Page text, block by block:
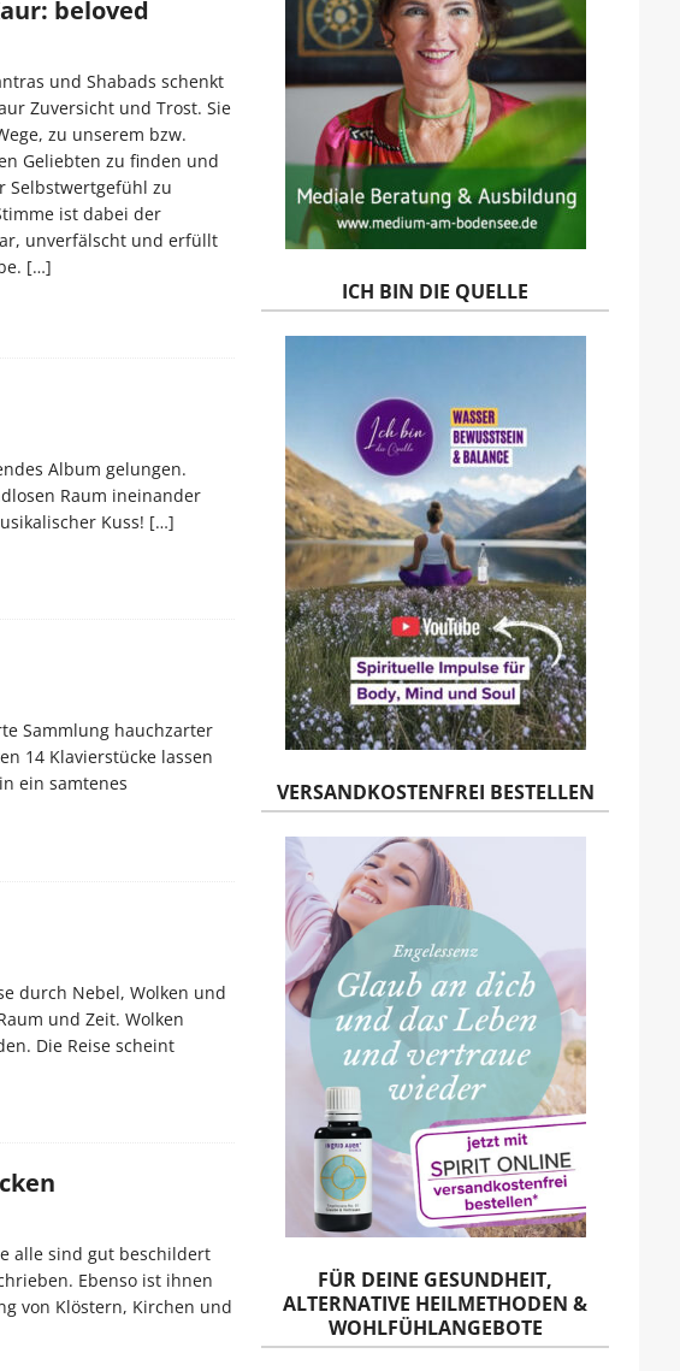
beloved
und Shabads schenkt
Zuversicht und Trost. Sie
zu unserem bzw.
Geliebten zu finden und
Selbstwertgefühl zu
ist dabei der
unverfälscht und erfüllt
[…]
Album gelungen.
Raum ineinander
Kuss! […]
Sammlung hauchzarter
14 Klavierstücke lassen
ein samtenes
durch Nebel, Wolken und
und Zeit. Wolken
Die Reise scheint
alle sind gut beschildert
Ebenso ist ihnen
von Klöstern, Kirchen und
ICH BIN DIE QUELLE
VERSANDKOSTENFREI BESTELLEN
FÜR DEINE GESUNDHEIT,
ALTERNATIVE HEILMETHODEN &
WOHLFÜHLANGEBOTE